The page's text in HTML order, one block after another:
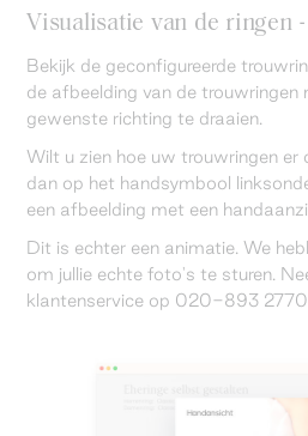
Visualisatie van de ringen
Bekijk de geconfigureerde
de afbeelding van de trouwringen
gewenste richting te draaien.
Wilt u zien hoe uw trouwringen er
dan op het handsymbool
een afbeelding met een
Dit is echter een animatie. We
om jullie echte foto's te sturen.
klantenservice op 020-893 2770